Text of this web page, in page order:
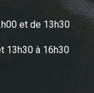
et de 13h30
13h30 à 16h30